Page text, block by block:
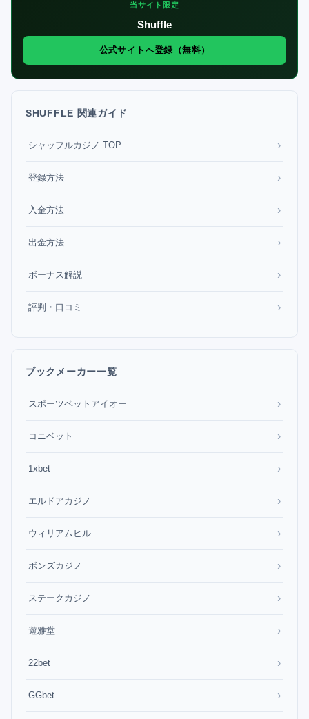
当サイト限定
Shuffle
公式サイトへ登録（無料）
SHUFFLE 関連ガイド
シャッフルカジノ TOP ›
登録方法 ›
入金方法 ›
出金方法 ›
ボーナス解説 ›
評判・口コミ ›
ブックメーカー一覧
スポーツベットアイオー ›
コニベット ›
1xbet ›
エルドアカジノ ›
ウィリアムヒル ›
ボンズカジノ ›
ステークカジノ ›
遊雅堂 ›
22bet ›
GGbet ›